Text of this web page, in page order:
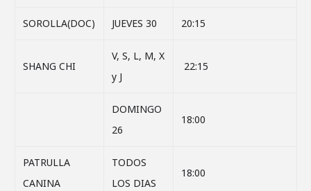
SOROLLA(DOC) JUEVES 30 20:15
SHANG CHI
V, S, L, M, X
y J
22:15
DOMINGO
26
18:00
PATRULLA
CANINA
TODOS
LOS DIAS
18:00